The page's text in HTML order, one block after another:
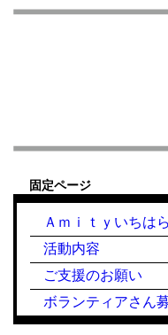
固定ページ
Ａｍｉｔｙいちは
活動内容
ご支援のお願い
ボランティアさん